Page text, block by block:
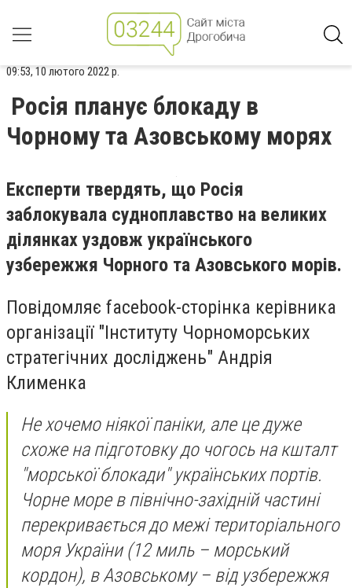
09:53, 10 лютого 2022 р.
Росія планує блокаду в
Чорному та Азовському морях
Експерти твердять, що Росія
заблокувала судноплавство на великих
ділянках уздовж українського
узбережжя Чорного та Азовського морів.
Повідомляє facebook-сторінка керівника
організації "Інституту Чорноморських
стратегічних досліджень" Андрія
Клименка
Не хочемо ніякої паніки, але це дуже
схоже на підготовку до чогось на кшталт
"морської блокади" українських портів.
Чорне море в північно-західній частині
перекривається до межі територіального
моря України (12 миль – морський
кордон), в Азовському – від узбережжя